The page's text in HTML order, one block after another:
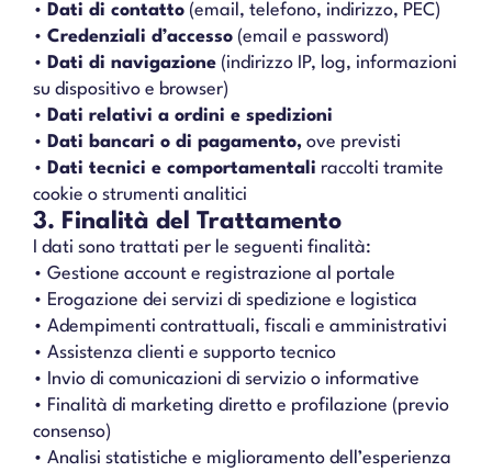
• Dati di contatto (email, telefono, indirizzo, PEC)
• Credenziali d’accesso (email e password)
• Dati di navigazione (indirizzo IP, log, informazioni
su dispositivo e browser)
• Dati relativi a ordini e spedizioni
• Dati bancari o di pagamento, ove previsti
• Dati tecnici e comportamentali raccolti tramite
cookie o strumenti analitici
3. Finalità del Trattamento
I dati sono trattati per le seguenti finalità:
• Gestione account e registrazione al portale
• Erogazione dei servizi di spedizione e logistica
• Adempimenti contrattuali, fiscali e amministrativi
• Assistenza clienti e supporto tecnico
• Invio di comunicazioni di servizio o informative
• Finalità di marketing diretto e profilazione (previo
consenso)
• Analisi statistiche e miglioramento dell’esperienza